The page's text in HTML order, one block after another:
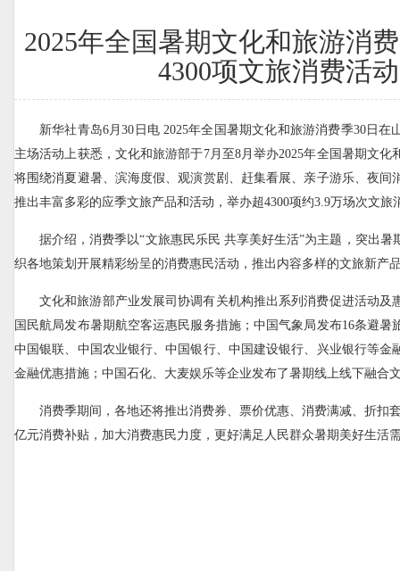
2025年全国暑期文化和旅游消
4300项文旅消费活动
新华社青岛6月30日电 2025年全国暑期文化和旅游消费季30日在
主场活动上获悉，文化和旅游部于7月至8月举办2025年全国暑期文化
将围绕消夏避暑、滨海度假、观演赏剧、赶集看展、亲子游乐、夜间
推出丰富多彩的应季文旅产品和活动，举办超4300项约3.9万场次文旅
据介绍，消费季以“文旅惠民乐民 共享美好生活”为主题，突出暑
织各地策划开展精彩纷呈的消费惠民活动，推出内容多样的文旅新产
文化和旅游部产业发展司协调有关机构推出系列消费促进活动及
国民航局发布暑期航空客运惠民服务措施；中国气象局发布16条避暑
中国银联、中国农业银行、中国银行、中国建设银行、兴业银行等金
金融优惠措施；中国石化、大麦娱乐等企业发布了暑期线上线下融合
消费季期间，各地还将推出消费券、票价优惠、消费满减、折扣
亿元消费补贴，加大消费惠民力度，更好满足人民群众暑期美好生活